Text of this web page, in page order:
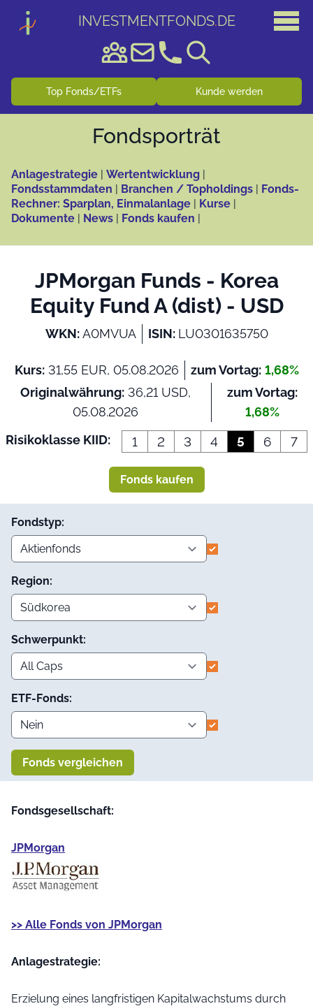
INVESTMENTFONDS.DE
Top Fonds/ETFs Kunde werden
Fonds­porträt
Anlagestrategie | Wertentwicklung |
Fondsstammdaten | Branchen / Topholdings | Fonds-
Rechner: Sparplan, Einmalanlage | Kurse |
Dokumente | News | Fonds kaufen |
JPMorgan Funds - Korea
Equity Fund A (dist) - USD
WKN:A0MVUA ISIN: LU0301635750
Kurs:31,55 EUR, 05.08.2026 zum Vortag: 1,68%
Originalwährung:36,21 USD,
05.08.2026
zum Vortag:
1,68%
Risikoklasse KIID:
1 2 3 4 5 6 7
Fonds kaufen
Fondstyp:
Region:
Schwerpunkt:
ETF-Fonds:
Fonds vergleichen
Fondsgesellschaft:
JPMorgan
>> Alle Fonds von JPMorgan
Anlage­strategie:
Erzielung eines langfristigen Kapitalwachstums durch